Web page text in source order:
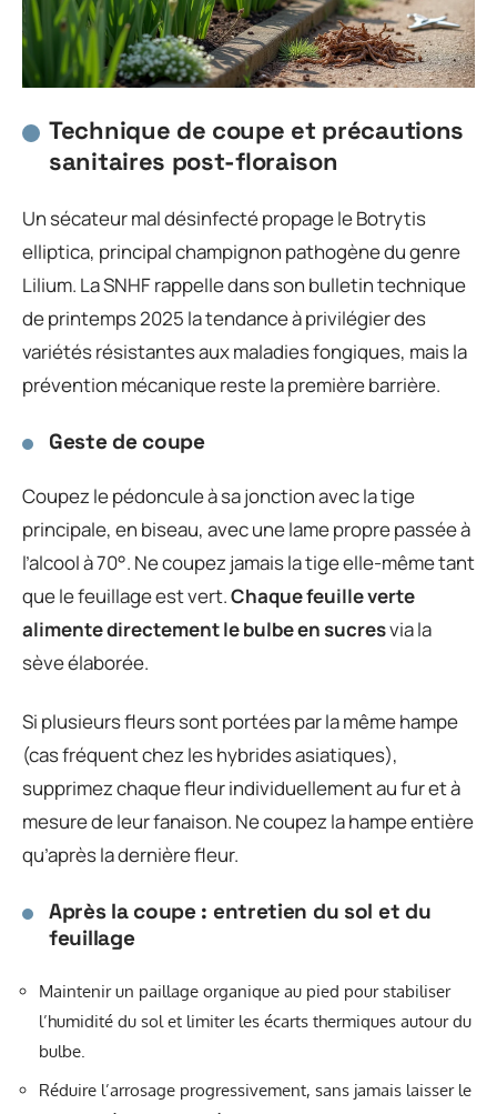
Technique de coupe et précautions
sanitaires post-floraison
Un sécateur mal désinfecté propage le Botrytis
elliptica, principal champignon pathogène du genre
Lilium. La SNHF rappelle dans son bulletin technique
de printemps 2025 la tendance à privilégier des
variétés résistantes aux maladies fongiques, mais la
prévention mécanique reste la première barrière.
Geste de coupe
Coupez le pédoncule à sa jonction avec la tige
principale, en biseau, avec une lame propre passée à
l’alcool à 70°. Ne coupez jamais la tige elle-même tant
que le feuillage est vert.Chaque feuille verte
alimente directement le bulbe en sucresvia la
sève élaborée.
Si plusieurs fleurs sont portées par la même hampe
(cas fréquent chez les hybrides asiatiques),
supprimez chaque fleur individuellement au fur et à
mesure de leur fanaison. Ne coupez la hampe entière
qu’après la dernière fleur.
Après la coupe : entretien du sol et du
feuillage
Maintenir un paillage organique au pied pour stabiliser
l’humidité du sol et limiter les écarts thermiques autour du
bulbe.
Réduire l’arrosage progressivement, sans jamais laisser le